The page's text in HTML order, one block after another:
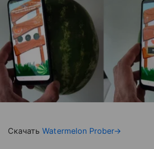
СкачатьWatermelon Prober→